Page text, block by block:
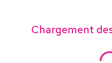
Chargement